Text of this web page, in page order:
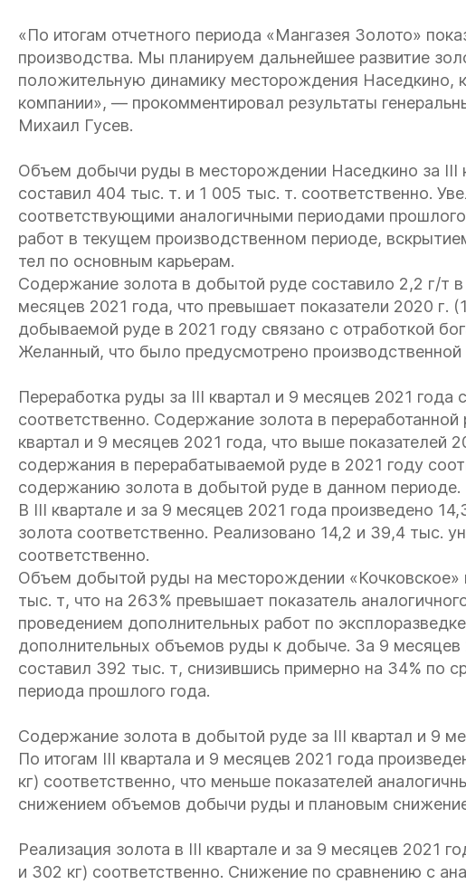
«По итогам отчетного периода «Мангазея Золото»
производства. Мы планируем дальнейшее развитие
положительную динамику месторождения Наседкино,
компании», — прокомментировал результаты
Михаил Гусев.
Объем добычи руды в месторождении Наседкино за III
составил 404 тыс. т. и 1 005 тыс. т. соответственно.
соответствующими аналогичными периодами
работ в текущем производственном периоде,
тел по основным карьерам.
Содержание золота в добытой руде составило 2,2 г/т в
месяцев 2021 года, что превышает показатели 2020 г.
добываемой руде в 2021 году связано с отработкой
Желанный, что было предусмотрено производственной
Переработка руды за III квартал и 9 месяцев 2021 года
соответственно. Содержание золота в
квартал и 9 месяцев 2021 года, что выше показателей
содержания в перерабатываемой руде в 2021 году
содержанию золота в добытой руде в данном периоде.
В III квартале и за 9 месяцев 2021 года произведено
золота соответственно. Реализовано 14,2 и 39,4 тыс.
соответственно.
Объем добытой руды на месторождении «Кочковское»
тыс. т, что на 263% превышает показатель
проведением дополнительных работ по
дополнительных объемов руды к добыче. За 9 месяцев
составил 392 тыс. т, снизившись примерно на 34% по
периода прошлого года.
Содержание золота в добытой руде за III квартал и 9
По итогам III квартала и 9 месяцев 2021 года
кг) соответственно, что меньше показателей
снижением объемов добычи руды и плановым
Реализация золота в III квартале и за 9 месяцев 2021
и 302 кг) соответственно. Снижение по сравнению с